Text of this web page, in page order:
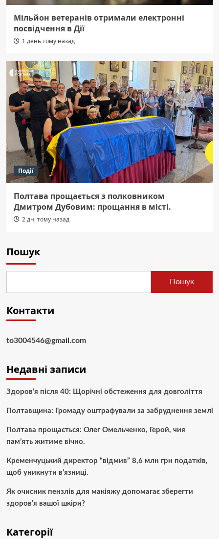
Мільйон ветеранів отримали електронні
посвідчення в Дії
1 день тому назад
Події
Полтава прощається з полковником
Дмитром Дубовим: прощання в місті.
2 дні тому назад
Пошук
Пошук
Контакти
to3004546@gmail.com
Недавні записи
Здоров’я після 40: Щорічні обстеження для довголіття
Полтавщина: Громаду оштрафували за забруднення землі
Полтава прощається: Олег Омельченко, Герой, чия
пам’ять житиме вічно.
Кременчуцький директор “відмив” 8,6 млн грн податків,
щоб уникнути в’язниці.
Як очисник пензлів для макіяжу допомагає зберегти
здоров’я вашої шкіри?
Категорії